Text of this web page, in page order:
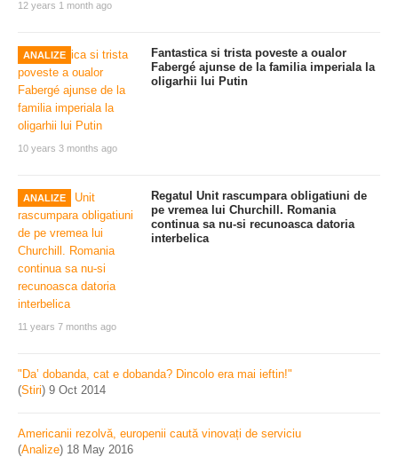
12 years 1 month ago
ANALIZE
10 years 3 months ago
Fantastica si trista poveste a oualor
Fabergé ajunse de la familia imperiala la
oligarhii lui Putin
ANALIZE
11 years 7 months ago
Regatul Unit rascumpara obligatiuni de
pe vremea lui Churchill. Romania
continua sa nu-si recunoasca datoria
interbelica
"Da’ dobanda, cat e dobanda? Dincolo era mai ieftin!"
(Stiri) 9 Oct 2014
Americanii rezolvă, europenii caută vinovați de serviciu
(Analize) 18 May 2016